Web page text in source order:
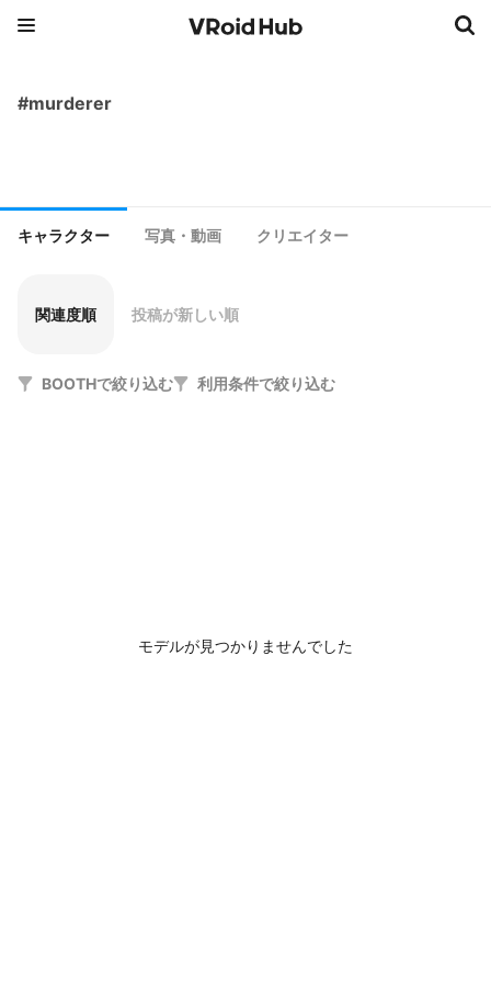
#murderer
キャラクター 写真・動画 クリエイター
関連度順 投稿が新しい順
BOOTHで絞り込む 利用条件で絞り込む
モデルが見つかりませんでした